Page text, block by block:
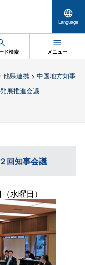
Language
ド検索 メニュー
他県連携> 中国地方知事
展推進会議
回知事会議
水曜日）